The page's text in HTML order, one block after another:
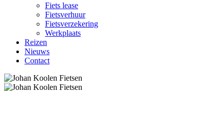
Fiets lease
Fietsverhuur
Fietsverzekering
Werkplaats
Reizen
Nieuws
Contact